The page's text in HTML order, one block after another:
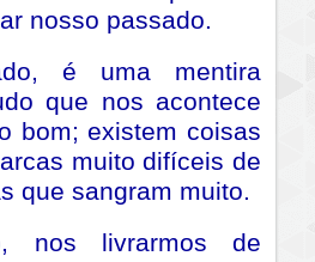
nosso passado.
é uma mentira
que nos acontece
bom; existem coisas
muito difíceis de
que sangram muito.
nos livrarmos de